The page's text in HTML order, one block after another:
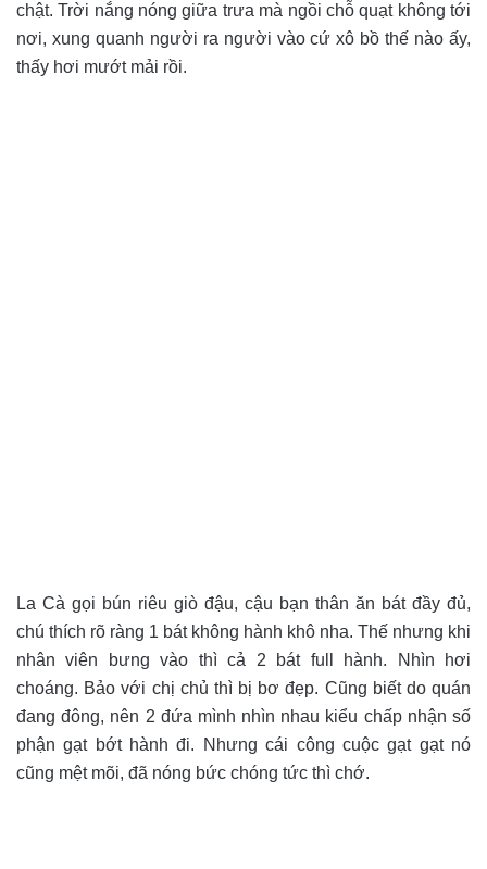
chật. Trời nắng nóng giữa trưa mà ngồi chỗ quạt không tới
nơi, xung quanh người ra người vào cứ xô bồ thế nào ấy,
thấy hơi mướt mải rồi.
La Cà gọi bún riêu giò đậu, cậu bạn thân ăn bát đầy đủ,
chú thích rõ ràng 1 bát không hành khô nha. Thế nhưng khi
nhân viên bưng vào thì cả 2 bát full hành. Nhìn hơi
choáng. Bảo với chị chủ thì bị bơ đẹp. Cũng biết do quán
đang đông, nên 2 đứa mình nhìn nhau kiểu chấp nhận số
phận gạt bớt hành đi. Nhưng cái công cuộc gạt gạt nó
cũng mệt mõi, đã nóng bức chóng tức thì chớ.